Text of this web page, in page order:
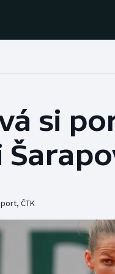
Baseball a softbal
Basketbal
Boby a skeleton
si
, ČTK